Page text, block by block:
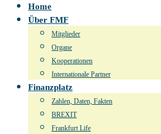
Home
Über FMF
Mitglieder
Organe
Kooperationen
Internationale Partner
Finanzplatz
Zahlen, Daten, Fakten
BREXIT
Frankfurt Life